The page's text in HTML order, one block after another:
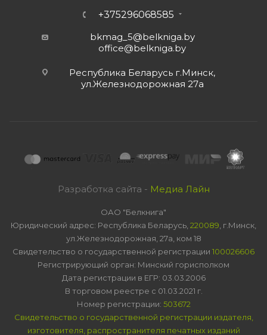
+375296068585
bkmag_5@belkniga.by
office@belkniga.by
Республика Беларусь г.Минск,
ул.Железнодорожная 27а
Разработка сайта - Медиа Лайн
ОАО "Белкнига"
Юридический адрес: Республика Беларусь, 220089 , г.Минск,
ул.Железнодорожная, 27а, ком 18
Свидетельство о государственной регистрации 100026606
Регистрирующий орган: Минский горисполком
Дата регистрации в ЕГР: 03.03.2006
В торговом реестре с 01.03.2021 г.
Номер регистрации: 503672
Свидетельство о государственной регистрации издателя,
изготовителя, распространителя печатных изданий